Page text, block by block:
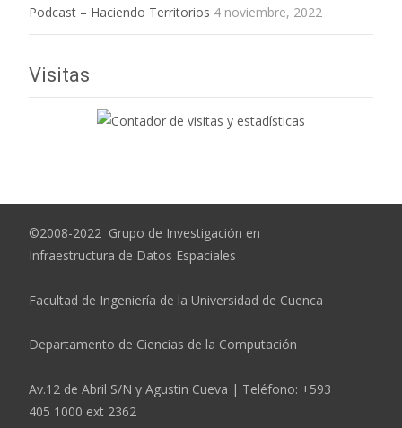
Podcast – Haciendo Territorios 4 noviembre, 2022
Visitas
©2008-2022 Grupo de Investigación en
Infraestructura de Datos Espaciales
Facultad de Ingeniería de la Universidad de Cuenca
Departamento de Ciencias de la Computación
Av.12 de Abril S/N y Agustin Cueva | Teléfono: +593
405 1000 ext 2362